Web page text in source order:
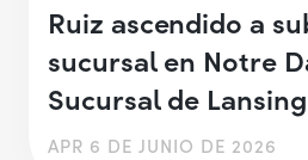
Ruiz ascendido a
sucursal en Notre
Sucursal de Lansing
APR 6 DE JUNIO DE 2026